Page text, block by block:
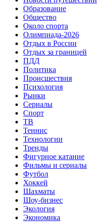
Образование
Общество
Около спорта
Олимпиада-2026
Отдых в России
Отдых за границей
ПДД
Политика
Происшествия
Психология
Рынки
Сериалы
Спорт
ТВ
Теннис
Технологии
Тренды
Фигурное катание
Фильмы и сериалы
Футбол
Хоккей
Шахматы
Шоу-бизнес
Экология
Экономика